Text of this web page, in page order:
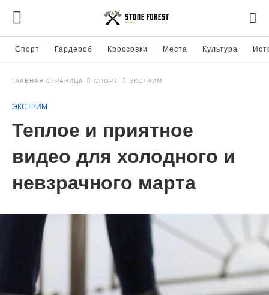
Спорт Гардероб Кроссовки Места Культура
ГЛАВНАЯ СТРАНИЦА СПОРТ ЭКСТРИМ
ЭКСТРИМ
Теплое и приятное
видео для холодного и
невзрачного марта